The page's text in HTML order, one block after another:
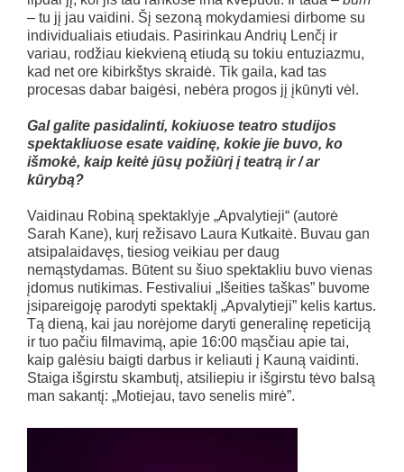
– tu jį jau vaidini. Šį sezoną mokydamiesi dirbome su
individualiais etiudais. Pasirinkau Andrių Lenčį ir
variau, rodžiau kiekvieną etiudą su tokiu entuziazmu,
kad net ore kibirkštys skraidė. Tik gaila, kad tas
procesas dabar baigėsi, nebėra progos jį įkūnyti vėl.
Gal galite pasidalinti, kokiuose teatro studijos
spektakliuose esate vaidinę, kokie jie buvo, ko
išmokė, kaip keitė jūsų požiūrį į teatrą ir / ar
kūrybą?
Vaidinau Robiną spektaklyje „Apvalytieji“ (autorė
Sarah Kane), kurį režisavo Laura Kutkaitė. Buvau gan
atsipalaidavęs, tiesiog veikiau per daug
nemąstydamas. Būtent su šiuo spektakliu buvo vienas
įdomus nutikimas. Festivaliui „Išeities taškas” buvome
įsipareigoję parodyti spektaklį „Apvalytieji” kelis kartus.
Tą dieną, kai jau norėjome daryti generalinę repeticiją
ir tuo pačiu filmavimą, apie 16:00 mąsčiau apie tai,
kaip galėsiu baigti darbus ir keliauti į Kauną vaidinti.
Staiga išgirstu skambutį, atsiliepiu ir išgirstu tėvo balsą
man sakantį: „Motiejau, tavo senelis mirė”.